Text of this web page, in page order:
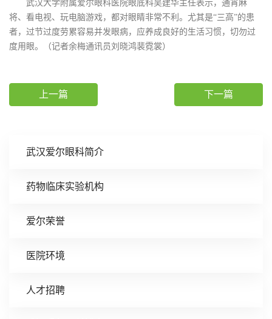
武汉爱尔眼科简介
药物临床实验机构
爱尔荣誉
医院环境
人才招聘
武汉大学附属爱尔眼科医院眼底科吴建华主任表示，通宵麻
将、看电视、玩电脑游戏，都对眼睛非常不利。尤其是“三高”的患
者，过节过度劳累容易并发眼病，应养成良好的生活习惯，切勿过
度用眼。（记者余梅通讯员刘晓鸿裴霓裳）
上一篇 下一篇